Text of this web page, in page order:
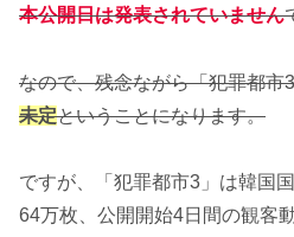
本公開日は発表されていません
なので、残念ながら「犯罪都市
未定ということになります。
ですが、「犯罪都市3」は韓国
64万枚、公開開始4日間の観客